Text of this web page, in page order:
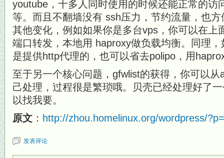
youtube，十多人同时使用的时候还能正常的访
等。而且不翻墙没有 ssh压力，节约流量，也
其他变化，例如如果你是多台vps，你可以在上
端口转发，本地用 haproxy做负载均衡。同理
是提供http代理的，也可以省去polipo，用
至于另一个核心问题，gfwlist的获得，你可以
己处理，过程很是繁琐哦。贝壳已经处理好了
以找我要。
原文 ： http://zhou.homelinux.org/wordpress/
发表评论